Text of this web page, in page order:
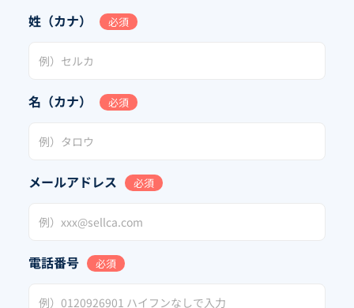
姓（カナ） 必須
名（カナ） 必須
メールアドレス 必須
電話番号 必須